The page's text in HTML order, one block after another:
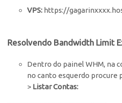
VPS: https://
Resolvendo Bandwidth Limit
Dentro do painel WHM, na
no canto esquerdo procure
> Listar Contas: